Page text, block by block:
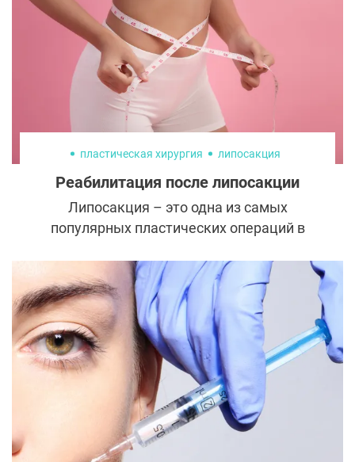
принципиальные различия, которые
касаются конструкции, показаний, рисков
и особенностей реабилитации.
пластическая хирургия липосакция
Реабилитация после липосакции
Липосакция – это одна из самых
популярных пластических операций в
тела и избавиться от локальных жировых
отложений. Однако есть
распространенный миф, что после
липосакции можно продолжать прежний
образ жизни и не заниматься спортом. На
самом деле все наоборот – для
поддержания эффекта после липосакции
нужно соблюдать ряд правил.